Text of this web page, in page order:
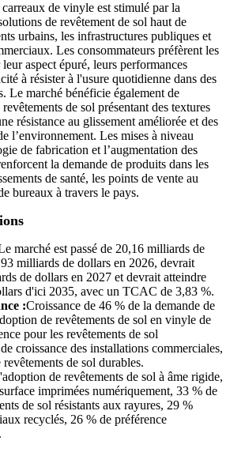
de vinyle est stimulé par la
de revêtement de sol haut de
urbains, les infrastructures publiques et
Les consommateurs préfèrent les
aspect épuré, leurs performances
à résister à l'usure quotidienne dans des
Le marché bénéficie également de
de sol présentant des textures
résistance au glissement améliorée et des
l’environnement. Les mises à niveau
de fabrication et l’augmentation des
la demande de produits dans les
de santé, les points de vente au
bureaux à travers le pays.
marché est passé de 20,16 milliards de
milliards de dollars en 2026, devrait
de dollars en 2027 et devrait atteindre
d'ici 2035, avec un TCAC de 3,83 %.
:Croissance de 46 % de la demande de
de revêtements de sol en vinyle de
pour les revêtements de sol
croissance des installations commerciales,
de sol durables.
de revêtements de sol à âme rigide,
imprimées numériquement, 33 % de
de sol résistants aux rayures, 29 %
recyclés, 26 % de préférence